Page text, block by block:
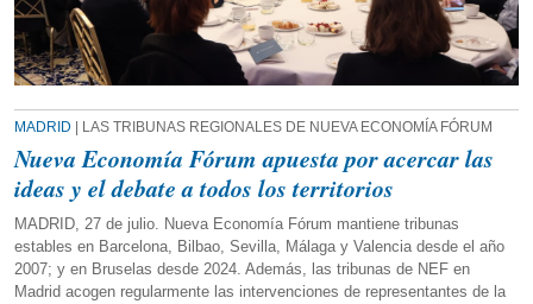
MADRID | LAS TRIBUNAS REGIONALES DE NUEVA ECONOMÍA FÓRUM
Nueva Economía Fórum apuesta por acercar las
ideas y el debate a todos los territorios
MADRID, 27 de julio. Nueva Economía Fórum mantiene tribunas
estables en Barcelona, Bilbao, Sevilla, Málaga y Valencia desde el año
2007; y en Bruselas desde 2024. Además, las tribunas de NEF en
Madrid acogen regularmente las intervenciones de representantes de la